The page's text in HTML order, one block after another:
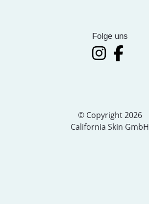
Folge uns
© Copyright2026
California Skin GmbH